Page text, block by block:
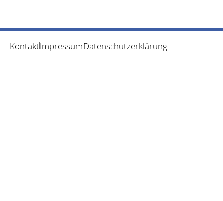
KontaktImpressumDatenschutzerklärung